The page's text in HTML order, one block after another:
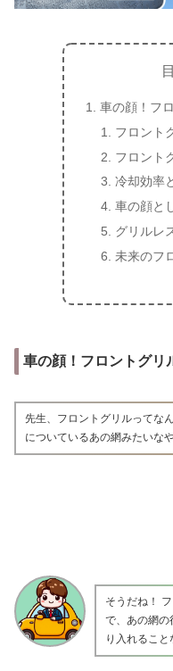
車の顔！フ
フロント
フロント
冷却効率
車の顔と
グリルレ
未来のフ
車の顔！フロントグリ
先生、フロントグリルってな
についているあの網みたいな
そうだね！
で、あの網の
り入れること